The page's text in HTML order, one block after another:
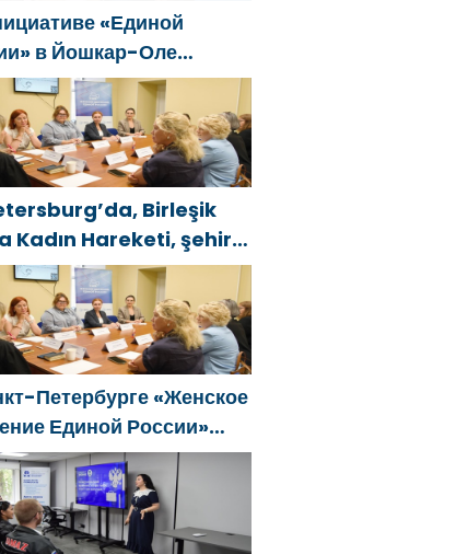
«Единой
в Йошкар-Оле
семейный
Birleşik
Kadın Hareketi, şehir
kadınlara yönelik
programlarının
için öneriler
Петербурге «Женское
Единой России»
предложения
городских
поддержки женщин